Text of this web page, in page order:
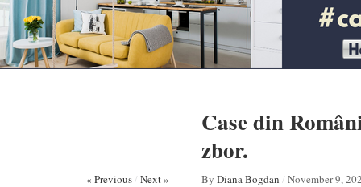
Case din
zbor.
« Previous/ Next » By Diana Bogdan / November 9,